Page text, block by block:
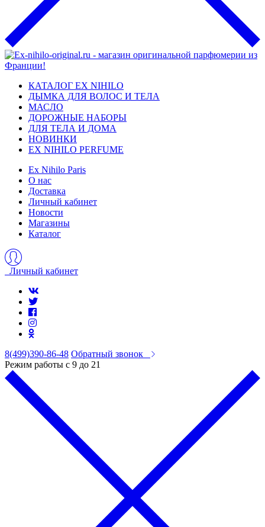
КАТАЛОГ EX NIHILO
ДЫМКА ДЛЯ ВОЛОС И ТЕЛА
МАСЛО
ДОРОЖНЫЕ НАБОРЫ
ДЛЯ ТЕЛА И ДОМА
НОВИНКИ
EX NIHILO PERFUME
Ex Nihilo Paris
О нас
Доставка
Личный кабинет
Новости
Магазины
Каталог
Личный кабинет
8(499)390-86-48 Обратный звонок
Режим работы с 9 до 21